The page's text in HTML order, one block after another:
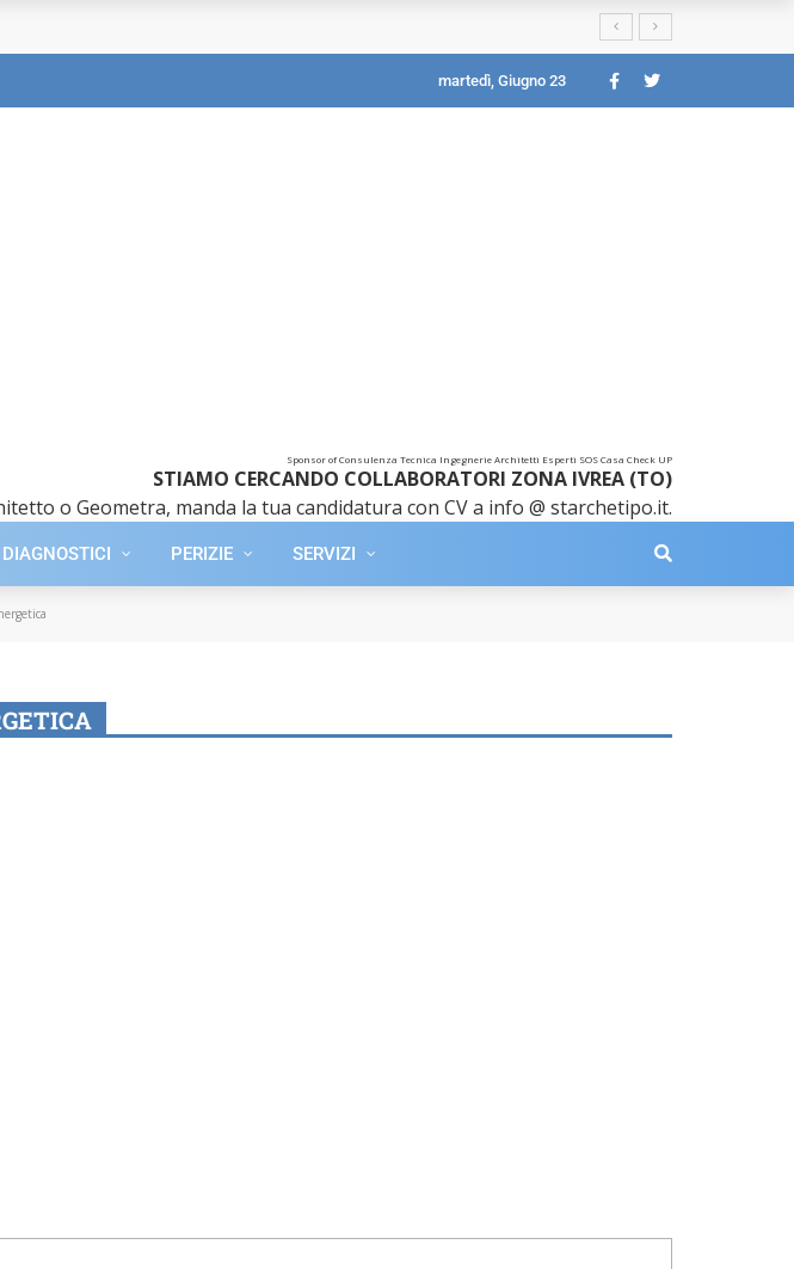
martedì, Giugno 23
Sponsor of Consulenza Tecnica Ingegnerie Architetti Esperti SOS Casa Check UP
STIAMO CERCANDO COLLABORATORI ZONA IVREA (TO)
o Geometra, manda la tua candidatura con CV a info @ starchetipo.it.
PERIZIE SERVIZI